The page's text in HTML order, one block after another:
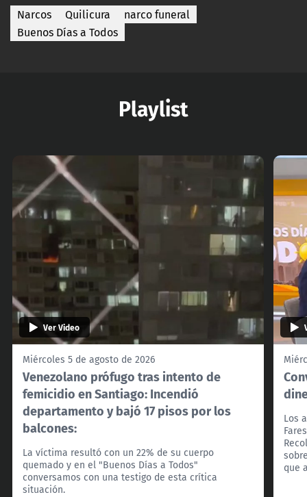
Narcos Quilicura
narco funeral
Buenos Días a Todos
Playlist
Ver Video
Miércoles 5 de agosto de 2026
Venezolano prófugo tras intento de
femicidio en Santiago: Incendió
departamento y bajó 17 pisos por los
balcones:
La víctima resultó con un 22% de su cuerpo
quemado y en el "Buenos Días a Todos"
conversamos con una testigo de esta crítica
situación.
Los
que